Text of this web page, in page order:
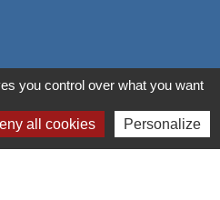
de confidentialité -
you control over what you want
all cookies Personalize